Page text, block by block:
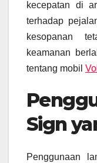
kecepatan di
terhadap
kesopanan
keamanan
tentang mobil
Sign
Penggunaan